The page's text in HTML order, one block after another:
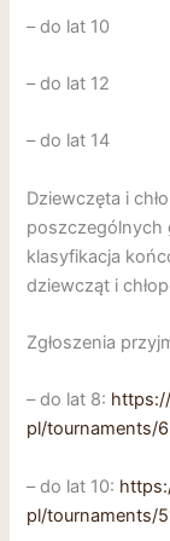
– do lat 10
– do lat 12
– do lat 14
Dziewczęta i
poszczególnych
klasyfikacja
dziewcząt i
Zgłoszenia
– do lat 8:
pl/tournaments/
– do lat 10:
pl/tournaments/